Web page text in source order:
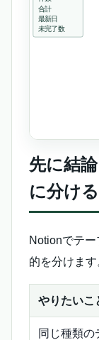
先に結
に分ける
Notionでテ
的を分けます
やりたいこ
同じ種類の